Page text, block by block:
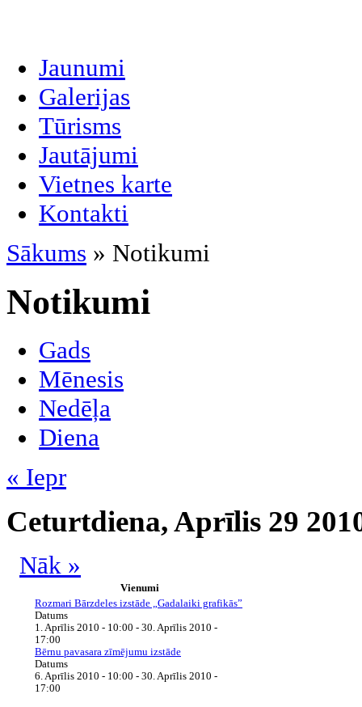
Jaunumi
Galerijas
Tūrisms
Jautājumi
Vietnes karte
Kontakti
Sākums » Notikumi
Notikumi
Gads
Mēnesis
Nedēļa
Diena
« Iepr
Ceturtdiena, Aprīlis 29
Nāk »
Vienumi
Rozmari Bārzdeles izstāde „Gadalaiki grafikās”
Datums
1. Aprīlis 2010 - 10:00 - 30. Aprīlis 2010 -
17:00
Bērnu pavasara zīmējumu izstāde
Datums
6. Aprīlis 2010 - 10:00 - 30. Aprīlis 2010 -
17:00